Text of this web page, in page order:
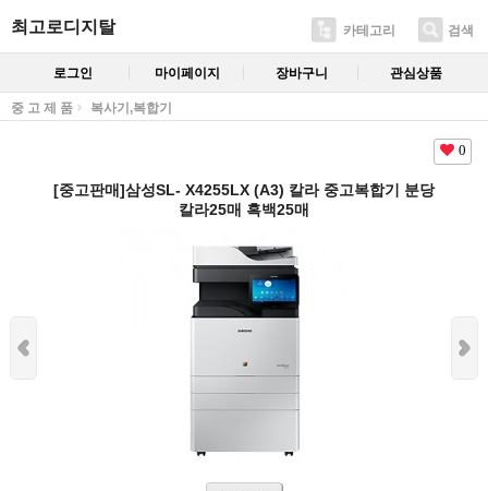
최고로디지탈 카테고리 검색
로그인 마이페이지 장바구니 관심상품
중 고 제 품 복사기,복합기
0
[중고판매]삼성SL- X4255LX (A3) 칼라 중고복합기 분당
칼라25매 흑백25매